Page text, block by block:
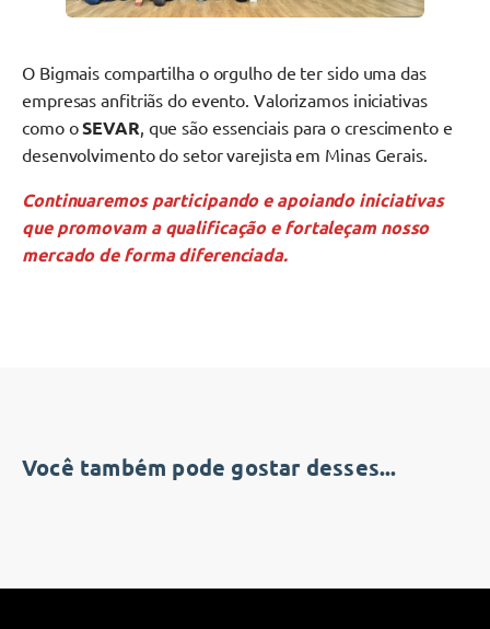
O Bigmais compartilha o orgulho de ter sido uma das
empresas anfitriãs do evento. Valorizamos iniciativas
como oSEVAR, que são essenciais para o crescimento e
desenvolvimento do setor varejista em Minas Gerais.
Continuaremos participando e apoiando iniciativas
que promovam a qualificação e fortaleçam nosso
mercado de forma diferenciada.
Você também pode gostar desses...